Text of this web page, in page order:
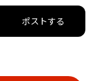
ポストする